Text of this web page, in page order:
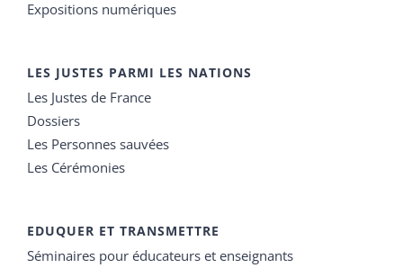
Expositions numériques
LES JUSTES PARMI LES NATIONS
Les Justes de France
Dossiers
Les Personnes sauvées
Les Cérémonies
EDUQUER ET TRANSMETTRE
Séminaires pour éducateurs et enseignants